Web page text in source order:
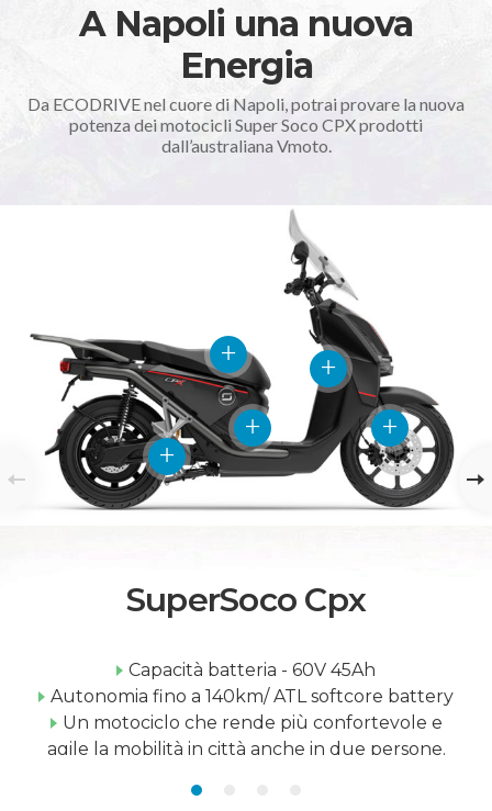
A Napoli una nuova
Energia
Da ECODRIVE nel cuore di Napoli, potrai provare la nuova
potenza dei motocicli Super Soco CPX prodotti
dall’australiana Vmoto.
SuperSoco Cpx
Capacità batteria - 60V 45Ah
Autonomia fino a 140km/ ATL softcore battery
Un motociclo che rende più confortevole e
agile la mobilità in città anche in due persone.